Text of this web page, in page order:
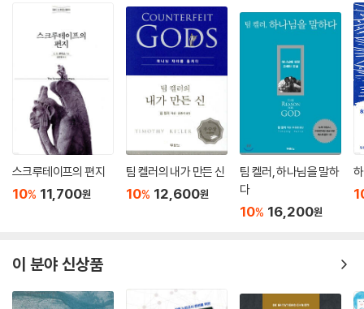
학자는 ‘기술의 사용자(User)’가 아니라 ‘의미의 해석자(Interpreter of
Meaning)’다. “AI는 대답을 생성하지만, 신학은 하나님께 질문을 돌려드
린다.” AI는 신학의 종말이 아니라, 오히려 질문하는 신앙(Faith that As
ks)을 회복시키는 계기다.
--- p.180
우리가 AI에게 질문을 던질 때, 그 질문은 동시에 우리 자신의 내면을 비추
는 거울이 된다. AI의 응답은 임시적이지만, 그 질문의 여운은 하나님께로
향한다. “프롬프트는 하나님께 던지는 현대인의 디지털 묵상이다.” 기도가
영혼의 호흡이라면, 프롬프트는 사유의 호흡(Breath of Thought)이다.
기도는 하나님의 뜻을 구하고, 프롬프트는 인간의 언어를 정화한다. 둘 다
“질문하는 교회(Questioning Church)”가 되어야 한다. •왜 우리는 여
스 신학(Logos Theology)’의 갱신 선언문”이라 할 수 있다.
■ 부록은 본문에서 다룬 프롬프트의 원리와 실제를 보다 넓고 깊게 활용
할 수 있도록, 성경과 신학 연구에 필요한 핵심 용어들을 정리한 부분이다.
특히 탐색적 데이터 분석(EDA), 검색 증강 생성(RAG), 검색 증강 생성(T
AG)을 중심으로, 오늘의 AI 연구와 실무에서 함께 사용되는 여러 증강 ·
결합형 방식들을 연결하여 설명한다.
구성이 뛰어나서 목회자와 신학생, 교회 지도자들에게 매우 실질적인 도움
을 주는 책이라 할 수 있다. 무엇보다 이 책은 AI 시대에도 신앙인의 본질은
의미를 분별하며 하나님과 대화하는 데 있음을 분명히 보여주기에, 말씀을
더 깊이 묵상하고자 하는 모든 그리스도인에게 기쁜 마음으로 추천한다.
- 김병주 (목사)
스크루테이프의 편지
10% 11,700원
팀 켈러의 내가 만든 신
10% 12,600원
팀 켈러, 하나님을 말하
다
10% 16,200원
이 분야 신상품